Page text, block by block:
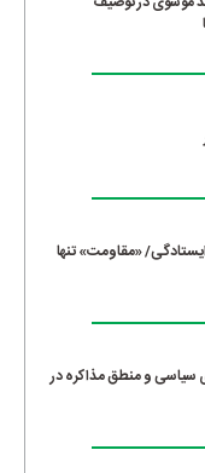
«مقاومت» تنها
سیاسی و منطق مذاکره در